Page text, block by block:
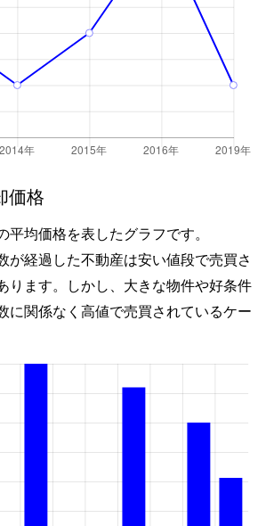
価格
平均価格を表したグラフです。
が経過した不動産は安い値段で売買さ
ります。しかし、大きな物件や好条件
に関係なく高値で売買されているケー